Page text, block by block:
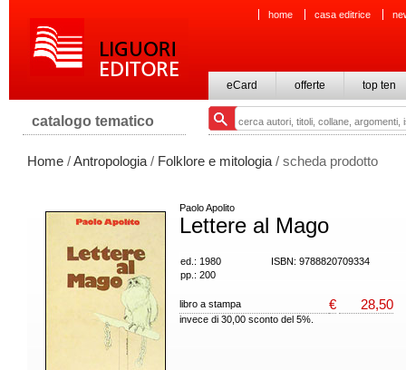
home casa editrice
eCard offerte top ten
catalogo tematico
Home /Antropologia / Folklore e mitologia / scheda prodotto
Paolo Apolito
Lettere al Mago
ed.: 1980
ISBN: 9788820709334
pp.: 200
libro a stampa € 28,50
invece di 30,00 sconto del 5%.